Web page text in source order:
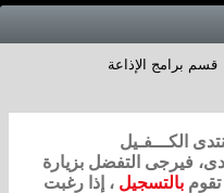
قسم برامج الإذاعة
الكـــفـيل
فيرجى التفضل بزيارة
بالتسجيل ، إذا رغبت